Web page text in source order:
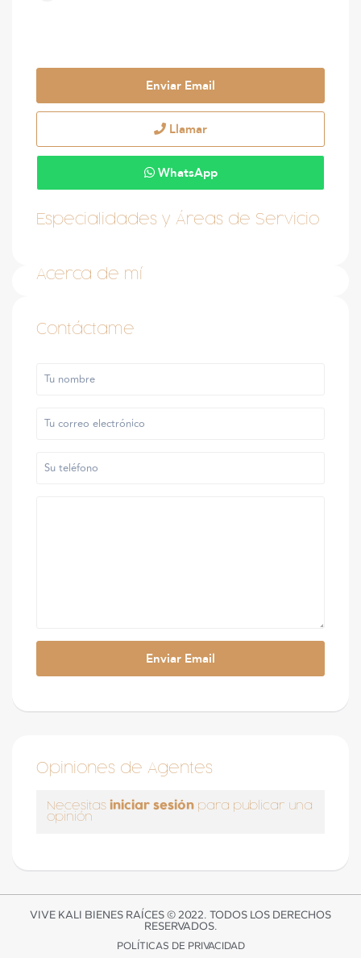
Enviar Email
Llamar
WhatsApp
Especialidades y Áreas de Servicio
Acerca de mí
Contáctame
Opiniones de Agentes
Necesitas iniciar sesión para publicar una
opinión
VIVE KALI BIENES RAÍCES © 2022. TODOS LOS DERECHOS
RESERVADOS.
POLÍTICAS DE PRIVACIDAD